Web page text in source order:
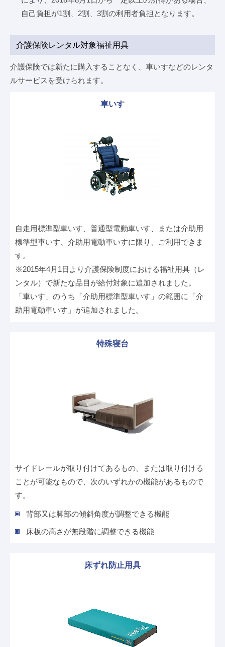
自己負担が1割、2割、3割の利用者負担となります。
介護保険レンタル対象福祉用具
介護保険では新たに購入することなく、車いすなどのレンタ
ルサービスを受けられます。
車いす
自走用標準型車いす、普通型電動車いす、または介助用
標準型車いす、介助用電動車いすに限り、ご利用できま
す。
※2015年4月1日より介護保険制度における福祉用具（レ
ンタル）で新たな品目が給付対象に追加されました。
「車いす」のうち「介助用標準型車いす」の範囲に「介
助用電動車いす」が追加されました。
特殊寝台
サイドレールが取り付けてあるもの、または取り付ける
ことが可能なもので、次のいずれかの機能があるもので
す。
背部又は脚部の傾斜角度が調整できる機能
床板の高さが無段階に調整できる機能
床ずれ防止用具